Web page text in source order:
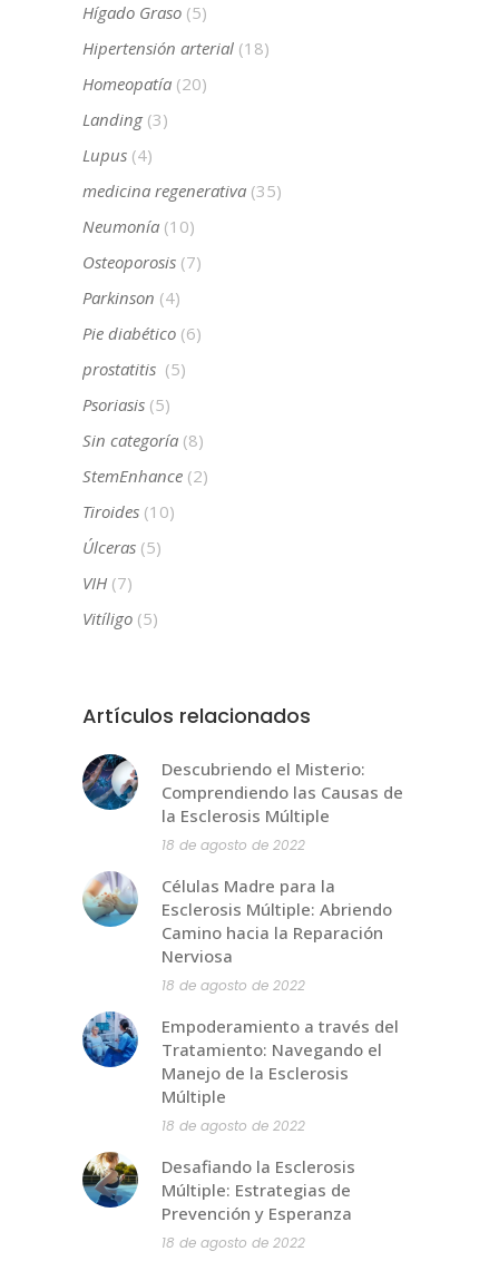
Hígado Graso (5)
Hipertensión arterial (18)
Homeopatía (20)
Landing (3)
Lupus (4)
medicina regenerativa (35)
Neumonía (10)
Osteoporosis (7)
Parkinson (4)
Pie diabético (6)
prostatitis (5)
Psoriasis (5)
Sin categoría (8)
StemEnhance (2)
Tiroides (10)
Úlceras (5)
VIH (7)
Vitíligo (5)
Artículos relacionados
Descubriendo el Misterio:
Comprendiendo las Causas de
la Esclerosis Múltiple
18 de agosto de 2022
Células Madre para la
Esclerosis Múltiple: Abriendo
Camino hacia la Reparación
Nerviosa
18 de agosto de 2022
Empoderamiento a través del
Tratamiento: Navegando el
Manejo de la Esclerosis
Múltiple
18 de agosto de 2022
Desafiando la Esclerosis
Múltiple: Estrategias de
Prevención y Esperanza
18 de agosto de 2022